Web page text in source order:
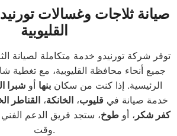
صيانة ثلاجات وغسالات
القليوبية
توفر شركة تورنيدو خدمة متكاملة لصيانة
جميع أنحاء محافظة القليوبية، مع تغطية
الرئيسية. إذا كنت من سكانبنها أوشبرا
خدمة صيانة في قليوب، الخانكة، القناطر
كفر شكر ، أو طوخ، ستجد فريق الدعم
وقت.